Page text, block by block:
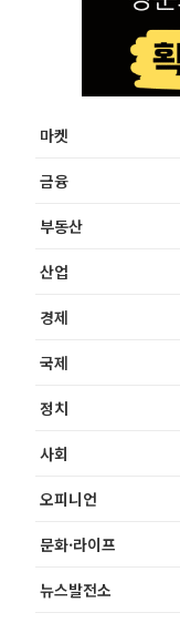
마켓
금융
부동산
산업
경제
국제
정치
사회
오피니언
문화·라이프
뉴스발전소